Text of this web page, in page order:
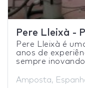
Pere Lleixà -
Pere Lleixà é
anos de
sempre
Amposta,